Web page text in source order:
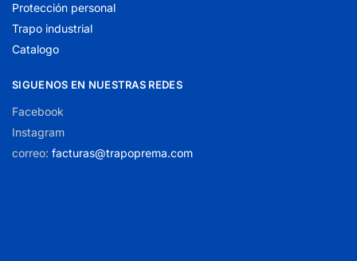
Protección personal
Trapo industrial
Catalogo
SIGUENOS EN NUESTRAS REDES
Facebook
Instagram
correo: facturas@trapoprema.com